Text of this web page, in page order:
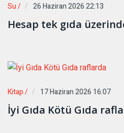
Su / 26 Haziran 2026 22:13
Hesap tek gıda
Kitap / 17 Haziran 2026 16:07
İyi Gıda Kötü Gıda